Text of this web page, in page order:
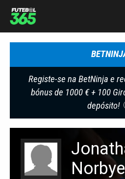
Registe-se na BetNinja e
bónus de 1000 € + 100
depósito!
Norbye